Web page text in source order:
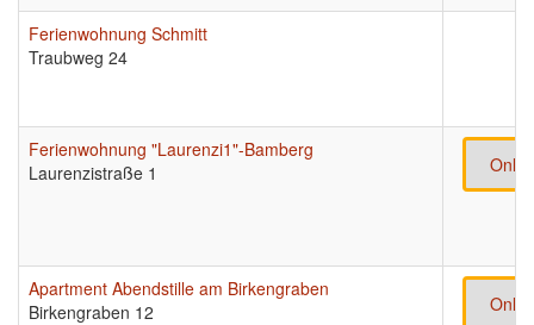
Ferienwohnung Schmitt
Traubweg 24
Ferienwohnung "Laurenzi1"-Bamberg
Laurenzistraße 1
Apartment Abendstille am Birkengraben
Birkengraben 12